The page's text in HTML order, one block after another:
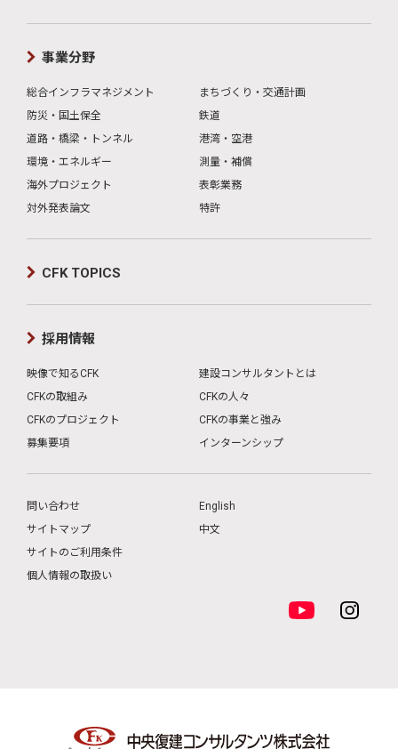
事業分野
総合インフラマネジメント
まちづくり・交通計画
防災・国土保全
鉄道
道路・橋梁・トンネル
港湾・空港
環境・エネルギー
測量・補償
海外プロジェクト
表彰業務
対外発表論文
特許
CFK TOPICS
採用情報
映像で知るCFK
建設コンサルタントとは
CFKの取組み
CFKの人々
CFKのプロジェクト
CFKの事業と強み
募集要項
インターンシップ
問い合わせ
サイトマップ
サイトのご利用条件
個人情報の取扱い
English
中文